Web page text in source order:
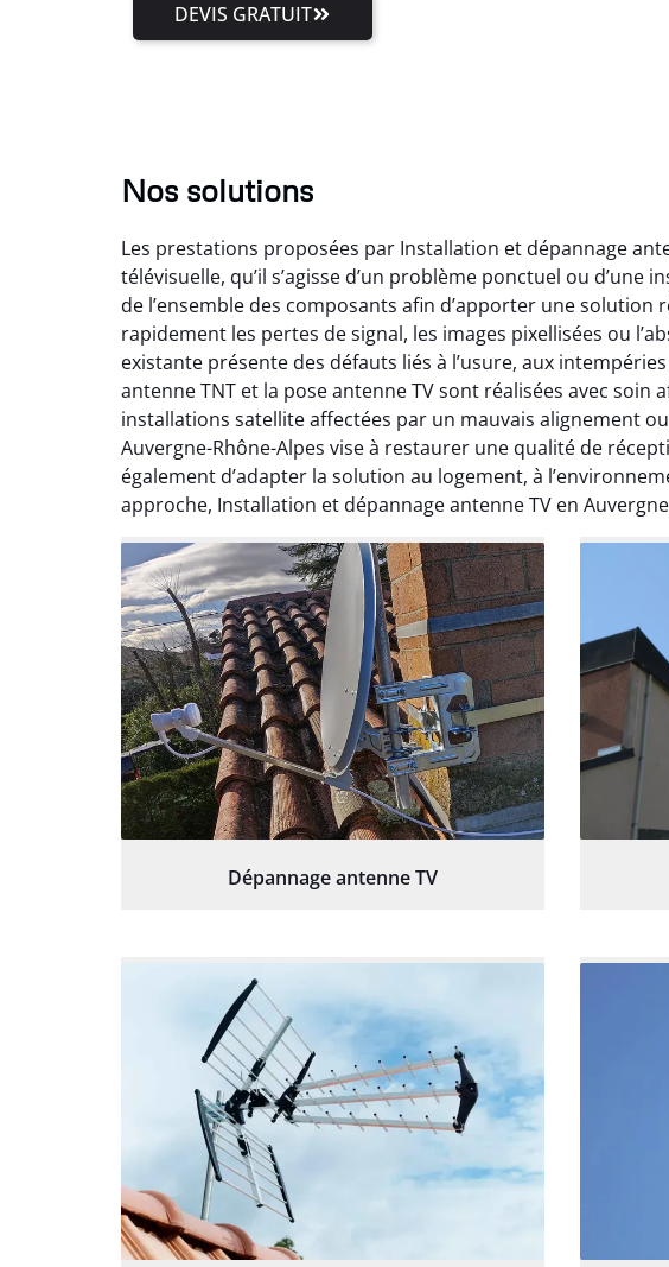
DEVIS GRATUIT
Nos solutions
Les prestations proposées par Installation et dépannage
télévisuelle, qu’il s’agisse d’un problème ponctuel ou
de l’ensemble des composants afin d’apporter une
rapidement les pertes de signal, les images pixellisées ou
existante présente des défauts liés à l’usure, aux
antenne TNT et la pose antenne TV sont réalisées avec
installations satellite affectées par un mauvais alignement
Auvergne-Rhône-Alpes vise à restaurer une qualité de
également d’adapter la solution au logement, à
approche, Installation et dépannage antenne TV en
Dépannage antenne TV